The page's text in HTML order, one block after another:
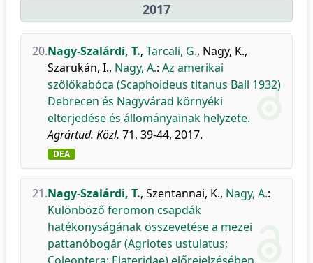
2017
20.Nagy-Szalárdi, T., Tarcali, G., Nagy, K.,
Szarukán, I., Nagy, A.: Az amerikai
szőlőkabóca (Scaphoideus titanus Ball 1932)
Debrecen és Nagyvárad környéki
elterjedése és állományainak helyzete.
Agrártud. Közl. 71, 39-44, 2017.
DEA
21.Nagy-Szalárdi, T., Szentannai, K., Nagy, A.:
Különböző feromon csapdák
hatékonyságának összevetése a mezei
pattanóbogár (Agriotes ustulatus;